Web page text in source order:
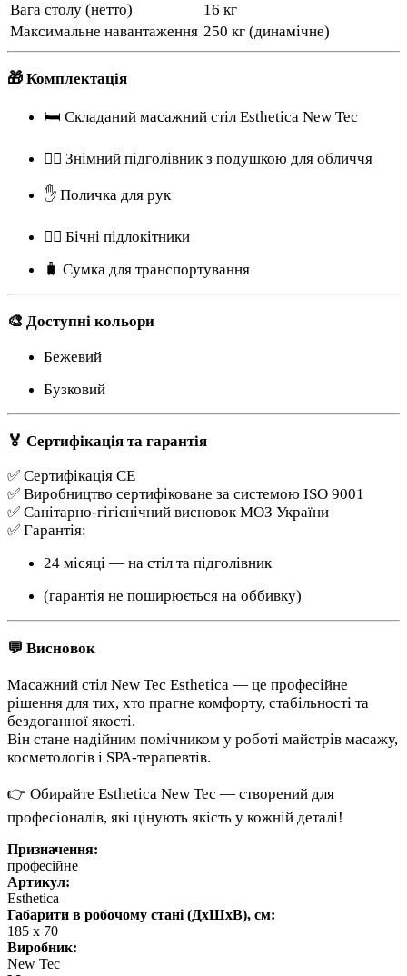
Вага столу (нетто)
16 кг
Максимальне навантаження 250 кг (динамічне)
🎁 Комплектація
🛏️ Складаний масажний стіл Esthetica New Tec
💆‍♂️ Знімний підголівник з подушкою для обличчя
✋ Поличка для рук
🧘‍♀️ Бічні підлокітники
🧳 Сумка для транспортування
🎨 Доступні кольори
Бежевий
Бузковий
🏅 Сертифікація та гарантія
✅ Сертифікація CE
✅ Виробництво сертифіковане за системою ISO 9001
✅ Санітарно-гігієнічний висновок МОЗ України
✅ Гарантія:
24 місяці — на стіл та підголівник
(гарантія не поширюється на оббивку)
💬 Висновок
Масажний стіл New Tec Esthetica — це професійне
рішення для тих, хто прагне комфорту, стабільності та
бездоганної якості.
Він стане надійним помічником у роботі майстрів масажу,
косметологів і SPA-терапевтів.
👉 Обирайте Esthetica New Tec — створений для
професіоналів, які цінують якість у кожній деталі!
Призначення:
професійне
Артикул:
Esthetica
Габарити в робочому стані (ДхШхВ), см:
185 х 70
Виробник:
New Tec